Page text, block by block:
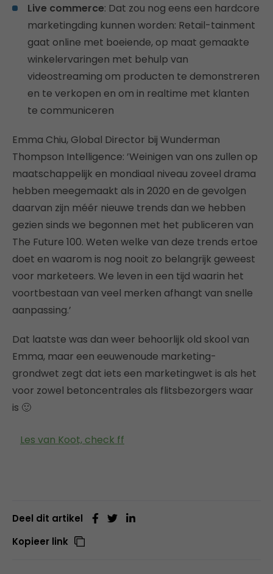
Live commerce: Dat zou nog eens een hardcore
marketingding kunnen worden: Retail-tainment
gaat online met boeiende, op maat gemaakte
winkelervaringen met behulp van
videostreaming om producten te demonstreren
en te verkopen en om in realtime met klanten
te communiceren
Emma Chiu, Global Director bij Wunderman
Thompson Intelligence: ’Weinigen van ons zullen op
maatschappelijk en mondiaal niveau zoveel drama
hebben meegemaakt als in 2020 en de gevolgen
daarvan zijn méér nieuwe trends dan we hebben
gezien sinds we begonnen met het publiceren van
The Future 100. Weten welke van deze trends ertoe
doet en waarom is nog nooit zo belangrijk geweest
voor marketeers. We leven in een tijd waarin het
voortbestaan ​​van veel merken afhangt van snelle
aanpassing.’
Dat laatste was dan weer behoorlijk old skool van
Emma, maar een eeuwenoude marketing-
grondwet zegt dat iets een marketingwet is als het
voor zowel betoncentrales als flitsbezorgers waar
is 🙂
Les van Koot, check ff
Deel dit artikel
Kopieer link